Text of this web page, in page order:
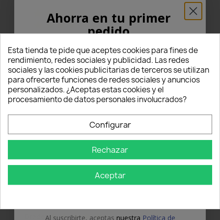
star starstarstar
starstarstarstar_border
(0)
3 starstarstarstar_borderstar_border (0)
2 starstarstar_borderstar_borderstar_border (0)
1 starstar_border star_borderstar_borderstar_border (0)
edit Escribe una valoración
starstarstarstarstar
Esta tienda te pide que aceptes cookies para fines de
rendimiento, redes sociales y publicidad. Las redes
sociales y las cookies publicitarias de terceros se utilizan
para ofrecerte funciones de redes sociales y anuncios
personalizados. ¿Aceptas estas cookies y el
procesamiento de datos personales involucrados?
Configurar
Rechazar
Aceptar
Ahorra en tu primer
pedido
¡5% PARA TI!
Introduce tu correo electrónico aquí abajo
para recibir un5% DE DESCUENTOen tu
primer pedido.
Nome
OBTÉN EL 5%
Al suscribirte, aceptas nuestra Política de